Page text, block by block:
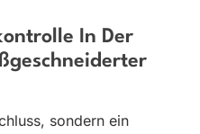
In Der
sondern ein